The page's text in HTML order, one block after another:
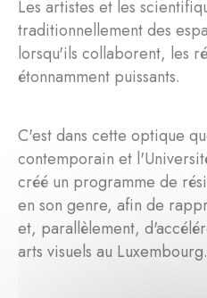
Les artistes et les
traditionnellement des
lorsqu'ils collaborent, les
étonnamment puissants.
C'est dans cette optique
contemporain et
créé un programme de
en son genre, afin de
et, parallèlement,
arts visuels au Luxembourg.